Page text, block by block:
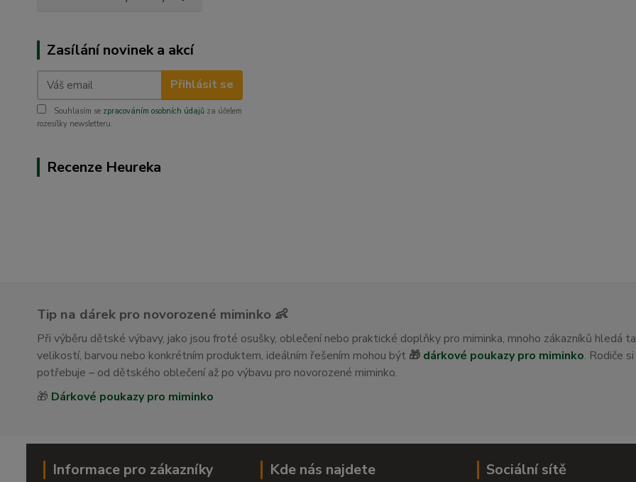
Zasílání novinek a akcí
Přihlásit se
Souhlasím se zpracováním osobních údajů za účelem
rozesílky newsletteru.
Recenze Heureka
Tip na dárek pro novorozené miminko 👶
Při výběru dětské výbavy, jako jsou froté osušky, oblečení nebo praktické doplňky pro miminka, mnoho zákazníků hledá
velikostí, barvou nebo konkrétním produktem, ideálním řešením mohou být 🎁 dárkové poukazy pro miminko. Rodiče
potřebuje – od dětského oblečení až po výbavu pro novorozené miminko.
🎁 Dárkové poukazy pro miminko
Informace pro zákazníky Kde nás najdete Sociální sítě